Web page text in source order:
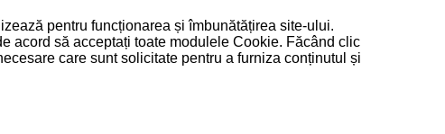
pentru funcționarea și îmbunătățirea site-ului.
acord să acceptați toate modulele Cookie. Făcând clic
care sunt solicitate pentru a furniza conținutul și